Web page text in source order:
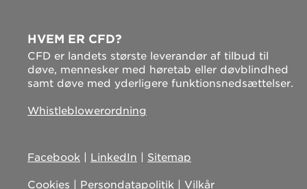
HVEM ER CFD?
CFD er landets største leverandør af tilbud til
døve, mennesker med høretab eller døvblindhed
samt døve med yderligere funktionsnedsættelser.
Whistleblowerordning
Facebook LinkedIn Sitemap
Cookies Persondatapolitik Vilkår